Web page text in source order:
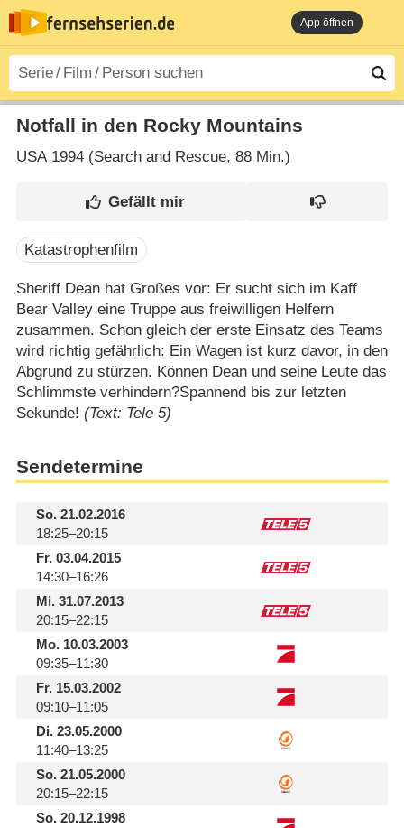
App öffnen
Notfall in den Rocky Mountains
USA1994 (Search and Rescue‎, 88 Min.)
Katastrophenfilm
Sheriff Dean hat Großes vor: Er sucht sich im Kaff
Bear Valley eine Truppe aus freiwilligen Helfern
zusammen. Schon gleich der erste Einsatz des Teams
wird richtig gefährlich: Ein Wagen ist kurz davor, in den
Abgrund zu stürzen. Können Dean und seine Leute das
Schlimmste verhindern?Spannend bis zur letzten
Sekunde! (Text: Tele 5)
Sendetermine
So.21.02.2016
18:25–20:15
Fr.03.04.2015
14:30–16:26
Mi.31.07.2013
20:15–22:15
Mo.10.03.2003
09:35–11:30
Fr.15.03.2002
09:10–11:05
Di.23.05.2000
11:40–13:25
So.21.05.2000
20:15–22:15
So.20.12.1998